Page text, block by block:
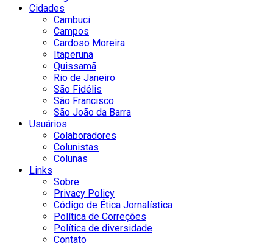
Cidades
Cambuci
Campos
Cardoso Moreira
Itaperuna
Quissamã
Rio de Janeiro
São Fidélis
São Francisco
São João da Barra
Usuários
Colaboradores
Colunistas
Colunas
Links
Sobre
Privacy Policy
Código de Ética Jornalística
Política de Correções
Política de diversidade
Contato